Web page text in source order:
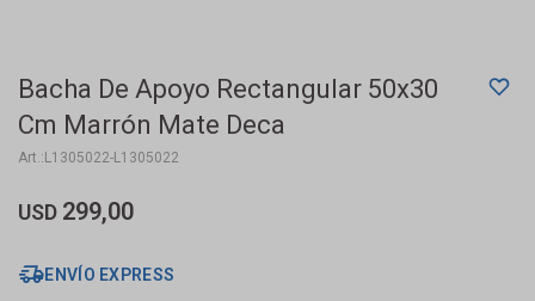
Bacha De Apoyo Rectangular 50x30
Cm Marrón Mate Deca
L1305022-L1305022
USD 299,00
ENVÍO EXPRESS